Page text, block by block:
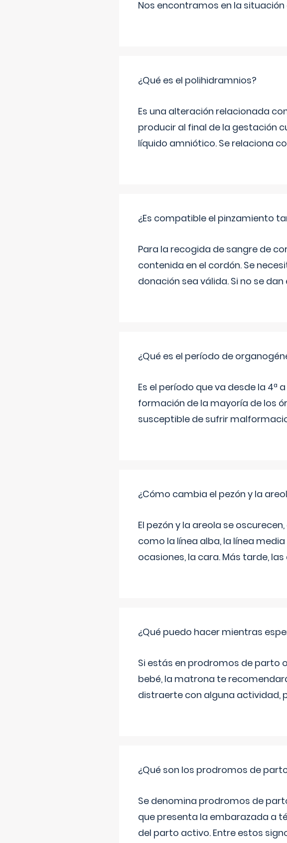
Nos encontramos en la situación
¿Qué es el polihidramnios?
Es una alteración relacionada
producir al final de la gestación
líquido amniótico. Se relaciona
¿Es compatible el pinzamiento
Para la recogida de sangre de
contenida en el cordón. Se
donación sea válida. Si no se
¿Qué es el período de
Es el período que va desde la 4ª
formación de la mayoría de los
susceptible de sufrir
¿Cómo cambia el pezón y la
El pezón y la areola se
como la línea alba, la línea
ocasiones, la cara. Más tarde,
¿Qué puedo hacer mientras
Si estás en prodromos de parto
bebé, la matrona te
distraerte con alguna actividad,
¿Qué son los prodromos de
Se denomina prodromos de
que presenta la embarazada a
del parto activo. Entre estos